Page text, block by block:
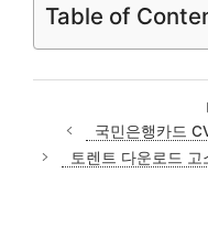
Table of
국민은행카드
토렌트 다운로드